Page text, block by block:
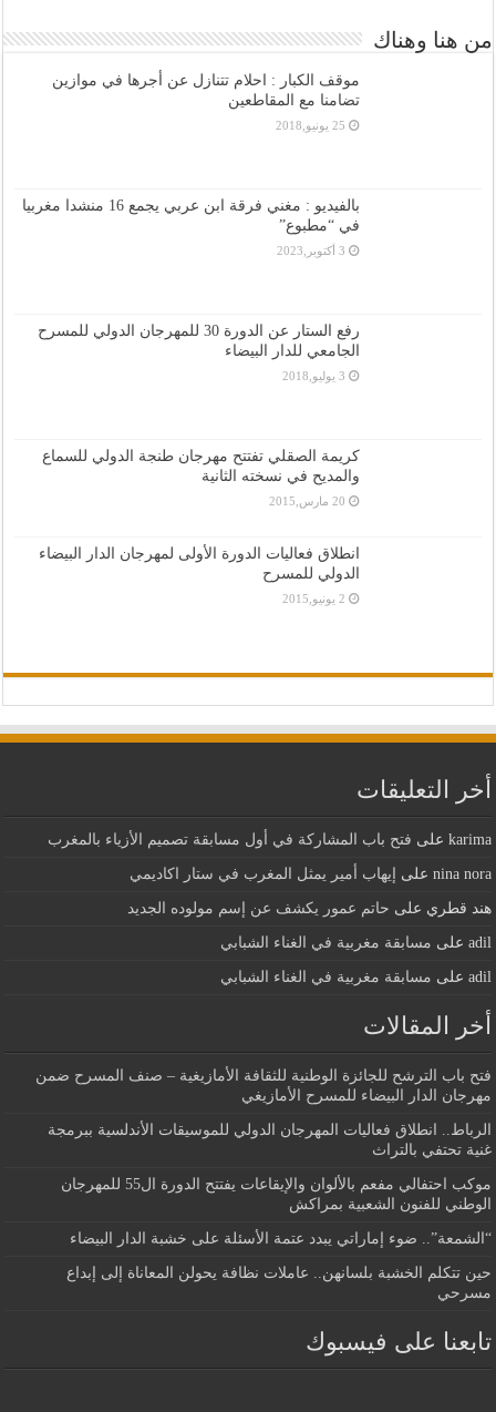
من هنا وهناك
موقف الكبار : احلام تتنازل عن أجرها في موازين
تضامنا مع المقاطعين
25 يونيو,2018
بالفيديو : مغني فرقة ابن عربي يجمع 16 منشدا مغربيا
في “مطبوع”
3 أكتوبر,2023
رفع الستار عن الدورة 30 للمهرجان الدولي للمسرح
الجامعي للدار البيضاء
3 يوليو,2018
كريمة الصقلي تفتتح مهرجان طنجة الدولي للسماع
والمديح في نسخته الثانية
20 مارس,2015
انطلاق فعاليات الدورة الأولى لمهرجان الدار البيضاء
الدولي للمسرح
2 يونيو,2015
أخر التعليقات
karima على فتح باب المشاركة في أول مسابقة تصميم الأزياء بالمغرب
nina nora على إيهاب أمير يمثل المغرب في ستار اكاديمي
هند قطري على حاتم عمور يكشف عن إسم مولوده الجديد
adil على مسابقة مغربية في الغناء الشبابي
adil على مسابقة مغربية في الغناء الشبابي
أخر المقالات
فتح باب الترشح للجائزة الوطنية للثقافة الأمازيغية – صنف المسرح ضمن
مهرجان الدار البيضاء للمسرح الأمازيغي
الرباط.. انطلاق فعاليات المهرجان الدولي للموسيقات الأندلسية ببرمجة
غنية تحتفي بالتراث
موكب احتفالي مفعم بالألوان والإيقاعات يفتتح الدورة ال55 للمهرجان
الوطني للفنون الشعبية بمراكش
“الشمعة”.. ضوء إماراتي يبدد عتمة الأسئلة على خشبة الدار البيضاء
حين تتكلم الخشبة بلسانهن.. عاملات نظافة يحولن المعاناة إلى إبداع
مسرحي
تابعنا على فيسبوك